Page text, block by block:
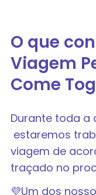
O que
Viagem
Come
Durante toda a
estaremos
viagem de
traçado no
💜Um dos